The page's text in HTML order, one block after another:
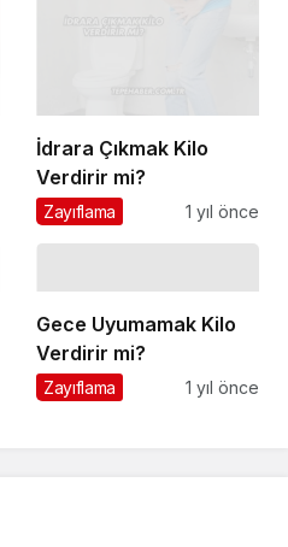
İdrara Çıkmak Kilo
Verdirir mi?
Zayıflama 1 yıl önce
Gece Uyumamak Kilo
Verdirir mi?
Zayıflama 1 yıl önce